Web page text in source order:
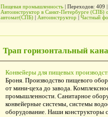
Пищевая промышленность| Переходов: 409 |
Автоинструктор в Санкт-Петербурге (СПБ)
автомат(СПБ)
Автоинструктор Частный
Трап горизонтальный
Конвейеры для пищевых
Броня. Производство пищевого
от мини-цеха до завода.
промышленности. Санитарное
конвейерные системы, системы
оборудование. Наши конструкторы